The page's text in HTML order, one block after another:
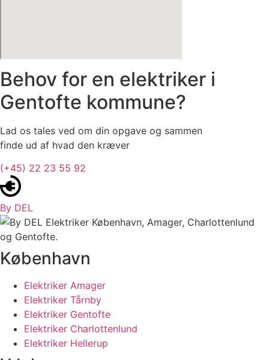
Behov for en elektriker i
Gentofte kommune?
Lad os tales ved om din opgave og sammen
finde ud af hvad den kræver
(+45) 22 23 55 92
By DEL
København
Elektriker Amager
Elektriker Tårnby
Elektriker Gentofte
Elektriker Charlottenlund
Elektriker Hellerup